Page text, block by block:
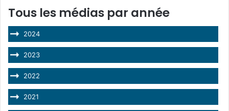
Tous les médias par année
2024
2023
2022
2021